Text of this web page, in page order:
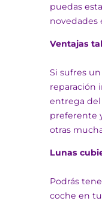
puedas
novedades
Ventajas
Si sufres
reparación
entrega
preferente
otras
Lunas
Podrás
coche en